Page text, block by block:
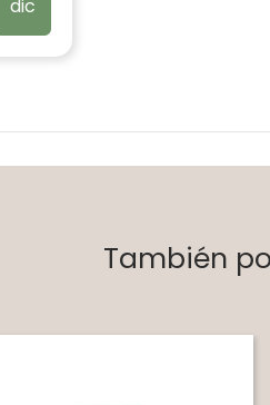
dic
También